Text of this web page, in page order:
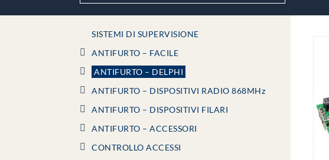
SISTEMI DI SUPERVISIONE
ANTIFURTO – FACILE
ANTIFURTO – DELPHI
ANTIFURTO – DISPOSITIVI RADIO 868MHz
ANTIFURTO – DISPOSITIVI FILARI
ANTIFURTO – ACCESSORI
CONTROLLO ACCESSI